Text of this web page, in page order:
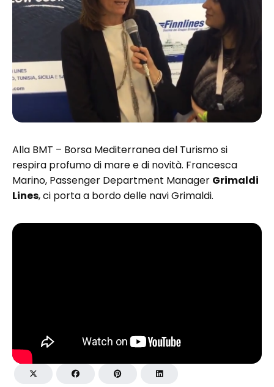
Alla BMT – Borsa Mediterranea del Turismo si
respira profumo di mare e di novità. Francesca
Marino, Passenger Department Manager Grimaldi
Lines, ci porta a bordo delle navi Grimaldi.